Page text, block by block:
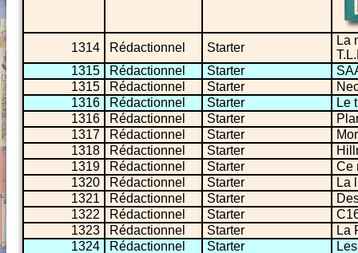
1314 Rédactionnel Starter
La
1315
Rédactionnel Starter
1315
Rédactionnel Starter
1316
Rédactionnel Starter
Le
1316
Rédactionnel Starter
1317
Rédactionnel Starter
1318
Rédactionnel Starter
1319
Rédactionnel Starter
Ce
1320
Rédactionnel Starter
La
1321
Rédactionnel Starter
1322
Rédactionnel Starter
1323
Rédactionnel Starter
La
1324
Rédactionnel Starter